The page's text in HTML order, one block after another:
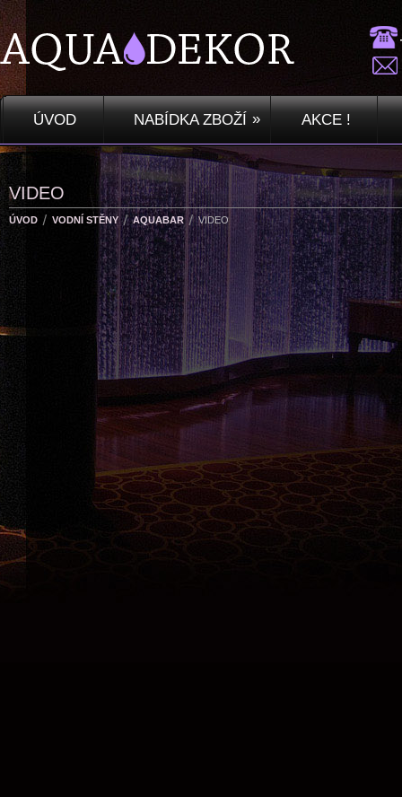
ÚVOD NABÍDKA ZBOŽÍ » AKCE !
VIDEO
ÚVOD VODNÍ STĚNY AQUABAR VIDEO